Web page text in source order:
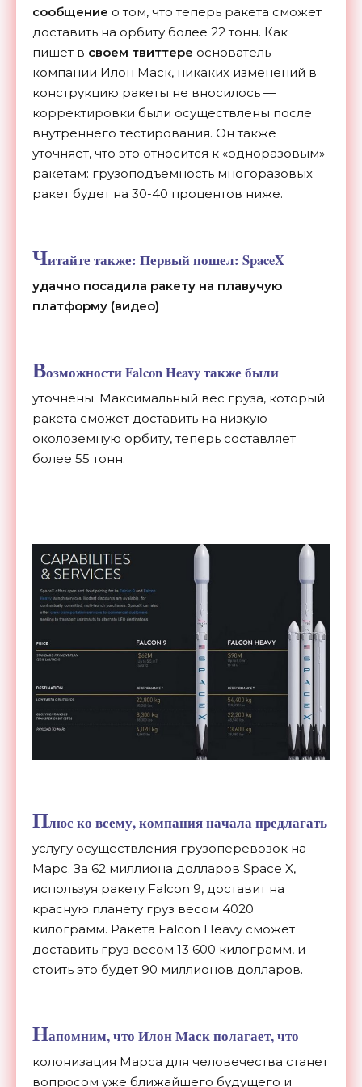
сообщение о том, что теперь ракета сможет
доставить на орбиту более 22 тонн. Как
пишет в своем твиттере основатель
компании Илон Маск, никаких изменений в
конструкцию ракеты не вносилось —
корректировки были осуществлены после
внутреннего тестирования. Он также
уточняет, что это относится к «одноразовым»
ракетам: грузоподъемность многоразовых
ракет будет на 30-40 процентов ниже.
Читайте также: Первый пошел: SpaceX
удачно посадила ракету на плавучую
платформу (видео)
Возможности Falcon Heavy также были
уточнены. Максимальный вес груза, который
ракета сможет доставить на низкую
околоземную орбиту, теперь составляет
более 55 тонн.
Плюс ко всему, компания начала предлагать
услугу осуществления грузоперевозок на
Марс. За 62 миллиона долларов Space X,
используя ракету Falcon 9, доставит на
красную планету груз весом 4020
килограмм. Ракета Falcon Heavy сможет
доставить груз весом 13 600 килограмм, и
стоить это будет 90 миллионов долларов.
Напомним, что Илон Маск полагает, что
колонизация Марса для человечества станет
вопросом уже ближайшего будущего и